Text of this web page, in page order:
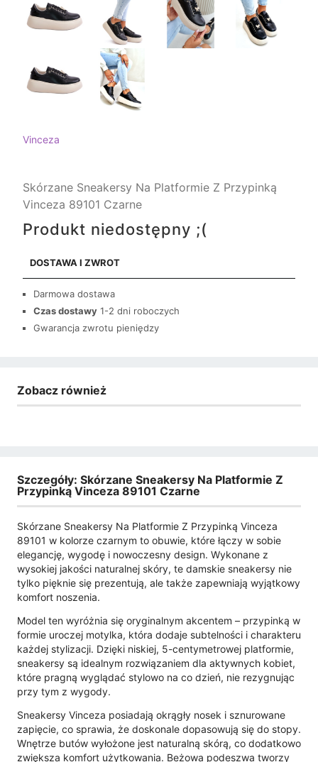
Vinceza
Skórzane Sneakersy Na Platformie Z Przypinką
Vinceza 89101 Czarne
Produkt niedostępny ;(
DOSTAWA I ZWROT
Darmowa dostawa
Czas dostawy 1-2 dni roboczych
Gwarancja zwrotu pieniędzy
Zobacz również
Szczegóły: Skórzane Sneakersy Na Platformie Z
Przypinką Vinceza 89101 Czarne
Skórzane Sneakersy Na Platformie Z Przypinką Vinceza
89101 w kolorze czarnym to obuwie, które łączy w sobie
elegancję, wygodę i nowoczesny design. Wykonane z
wysokiej jakości naturalnej skóry, te damskie sneakersy nie
tylko pięknie się prezentują, ale także zapewniają wyjątkowy
komfort noszenia.
Model ten wyróżnia się oryginalnym akcentem – przypinką w
formie uroczej motylka, która dodaje subtelności i charakteru
każdej stylizacji. Dzięki niskiej, 5-centymetrowej platformie,
sneakersy są idealnym rozwiązaniem dla aktywnych kobiet,
które pragną wyglądać stylowo na co dzień, nie rezygnując
przy tym z wygody.
Sneakersy Vinceza posiadają okrągły nosek i sznurowane
zapięcie, co sprawia, że doskonale dopasowują się do stopy.
Wnętrze butów wyłożone jest naturalną skórą, co dodatkowo
zwiększa komfort użytkowania. Beżowa podeszwa tworzy